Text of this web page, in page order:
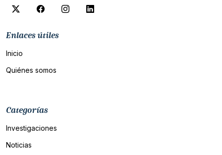
Enlaces útiles
Inicio
Quiénes somos
Categorías
Investigaciones
Noticias